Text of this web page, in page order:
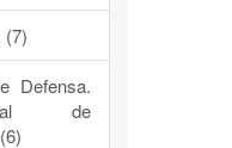
(7)
Defensa.
de